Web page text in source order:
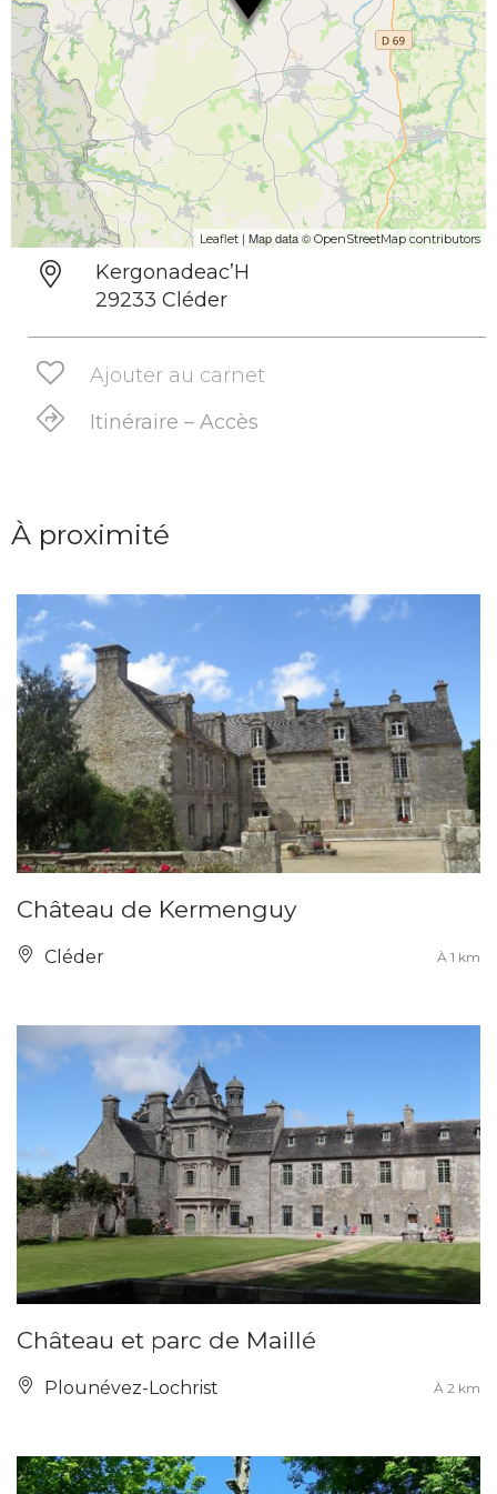
Leaflet | Map data © OpenStreetMap contributors
Kergonadeac’H
29233 Cléder
Ajouter au carnet
Itinéraire – Accès
À proximité
Château de Kermenguy
Cléder À 1 km
Château et parc de Maillé
Plounévez-Lochrist À 2 km